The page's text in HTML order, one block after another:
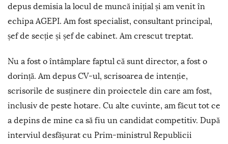
depus demisia la locul de muncă inițial și am venit în
echipa AGEPI. Am fost specialist, consultant principal,
șef de secție și șef de cabinet. Am crescut treptat.
Nu a fost o întâmplare faptul că sunt director, a fost o
dorință. Am depus CV-ul, scrisoarea de intenție,
scrisorile de susținere din proiectele din care am fost,
inclusiv de peste hotare. Cu alte cuvinte, am făcut tot ce
a depins de mine ca să fiu un candidat competitiv. După
interviul desfășurat cu Prim-ministrul Republicii